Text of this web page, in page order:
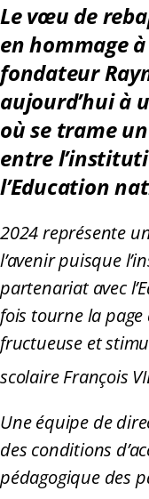
Le vœu de
en hommage
fondateur
aujourd’hui à
où se trame
entre
l’Education
2024 représente
l’avenir puisque
partenariat avec
fois tourne la
fructueuse et
scolaire François
Une équipe de
des conditions
pédagogique des